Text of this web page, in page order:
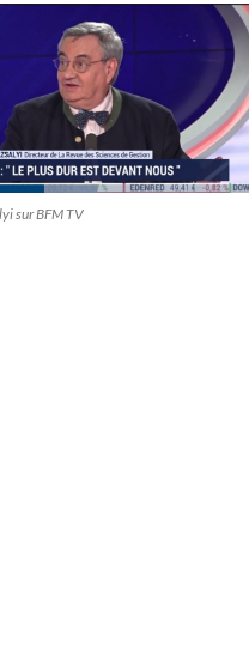
sur BFM TV